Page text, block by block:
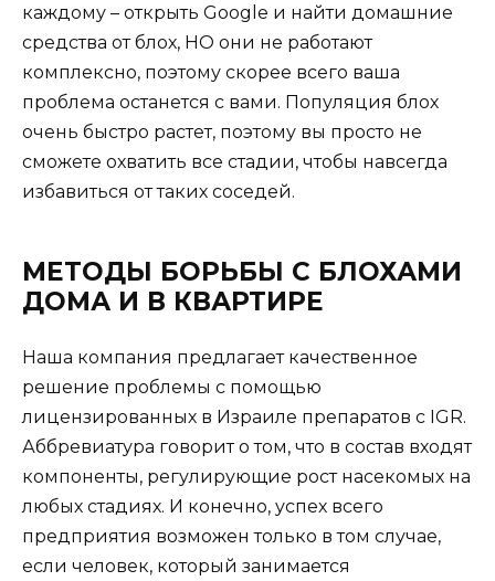
каждому – открыть Google и найти домашние
средства от блох, НО они не работают
комплексно, поэтому скорее всего ваша
проблема останется с вами. Популяция блох
очень быстро растет, поэтому вы просто не
сможете охватить все стадии, чтобы навсегда
избавиться от таких соседей.
МЕТОДЫ БОРЬБЫ С БЛОХАМИ
ДОМА И В КВАРТИРЕ
Наша компания предлагает качественное
решение проблемы с помощью
лицензированных в Израиле препаратов с IGR.
Аббревиатура говорит о том, что в состав входят
компоненты, регулирующие рост насекомых на
любых стадиях. И конечно, успех всего
предприятия возможен только в том случае,
если человек, который занимается